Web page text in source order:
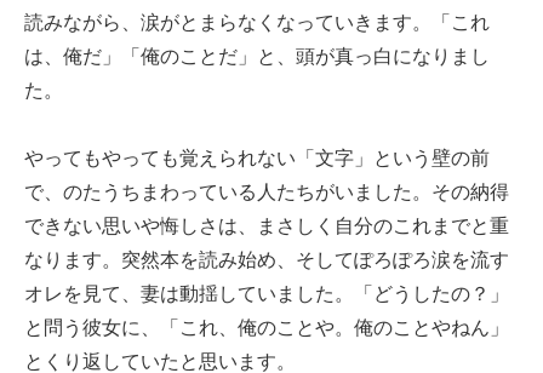
読みながら、涙がとまらなくなっていきます。「これ
は、俺だ」「俺のことだ」と、頭が真っ白になりまし
た。
やってもやっても覚えられない「文字」という壁の前
で、のたうちまわっている人たちがいました。その納得
できない思いや悔しさは、まさしく自分のこれまでと重
なります。突然本を読み始め、そしてぽろぽろ涙を流す
オレを見て、妻は動揺していました。「どうしたの？」
と問う彼女に、「これ、俺のことや。俺のことやねん」
とくり返していたと思います。